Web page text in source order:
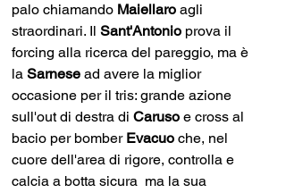
palo chiamando Maiellaro agli
straordinari. Il Sant'Antonio prova il
forcing alla ricerca del pareggio, ma è
la Sarnese ad avere la miglior
occasione per il tris: grande azione
sull'out di destra di Caruso e cross al
bacio per bomber Evacuo che, nel
cuore dell'area di rigore, controlla e
calcia a botta sicura  ma la sua